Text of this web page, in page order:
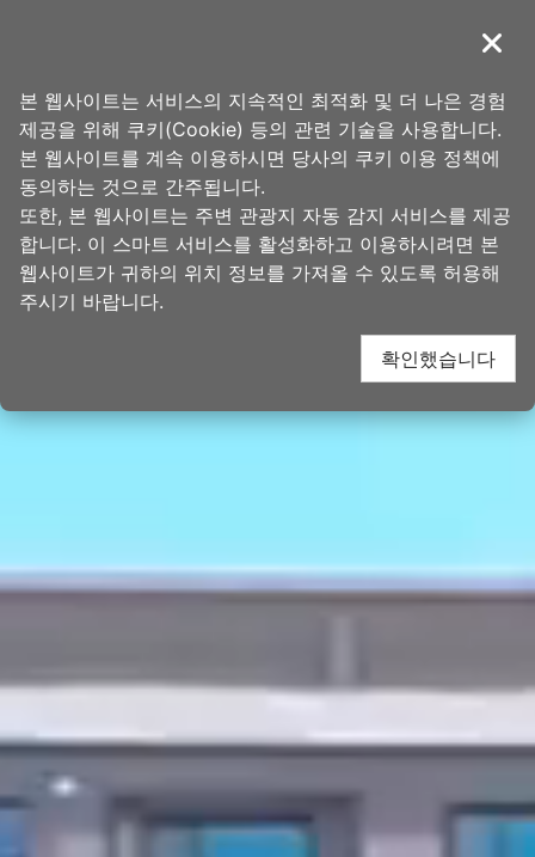
導覽
홈 > 가볼 곳 > 인기 관광 명소
닫기
본 웹사이트는 서비스의 지속적인 최적화 및 더 나은 경험
제공을 위해 쿠키(Cookie) 등의 관련 기술을 사용합니다.
본 웹사이트를 계속 이용하시면 당사의 쿠키 이용 정책에
동의하는 것으로 간주됩니다.
또한, 본 웹사이트는 주변 관광지 자동 감지 서비스를 제공
합니다. 이 스마트 서비스를 활성화하고 이용하시려면 본
웹사이트가 귀하의 위치 정보를 가져올 수 있도록 허용해
주시기 바랍니다.
확인했습니다